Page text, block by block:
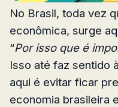
No Brasil, toda vez
econômica, surge
“Por isso que é
Isso até faz sentido
aqui é evitar ficar
economia brasileira